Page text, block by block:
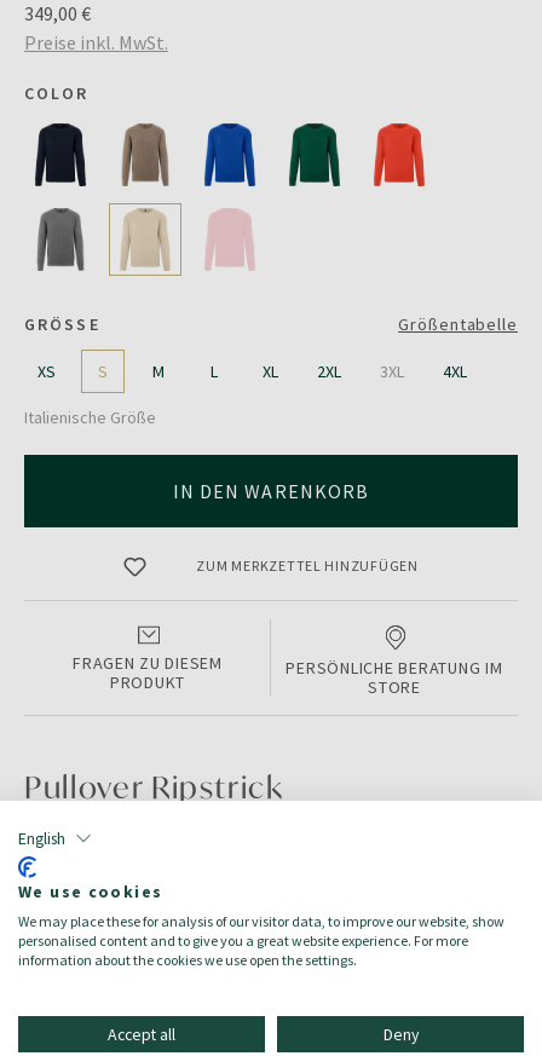
English
We use cookies
We may place these for analysis of our visitor data, to improve our website, show
personalised content and to give you a great website experience. For more
information about the cookies we use open the settings.
Accept all Deny
349,00 €
Preise inkl. MwSt.
COLOR
GRÖSSE Größentabelle
XS S M L XL 2XL 3XL 4XL
Italienische Größe
IN DEN WARENKORB
ZUM MERKZETTEL HINZUFÜGEN
FRAGEN ZU DIESEM
PRODUKT
PERSÖNLICHE BERATUNG IM
STORE
Pullover Ripstrick
PRODUKTINFORMATIONEN
Color: OFFWHITE
Größe: S
Zielgruppe:Herren/Uomo